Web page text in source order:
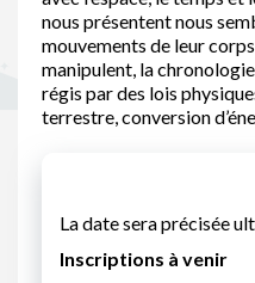
nous présentent nous
mouvements de leur
manipulent, la
régis par des lois
terrestre, conversion
La date sera précisée
Inscriptions à venir